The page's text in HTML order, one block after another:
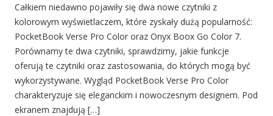
Całkiem niedawno pojawiły się dwa nowe czytniki z
kolorowym wyświetlaczem, które zyskały dużą popularność:
PocketBook Verse Pro Color oraz Onyx Boox Go Color 7.
Porównamy te dwa czytniki, sprawdzimy, jakie funkcje
oferują te czytniki oraz zastosowania, do których mogą być
wykorzystywane. Wygląd PocketBook Verse Pro Color
charakteryzuje się eleganckim i nowoczesnym designem. Pod
ekranem znajdują […]